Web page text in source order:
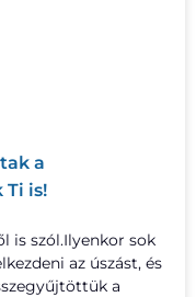
a
Ti is!
is szól.Ilyenkor sok
az úszást, és
a